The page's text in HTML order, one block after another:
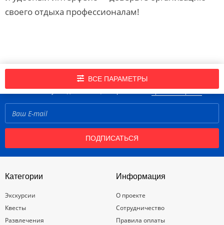
своего отдыха профессионалам!
ВСЕ ПАРАМЕТРЫ
Подпишись на нашу рассылку новостей!
Нажимая кнопку «Подписаться», вы принимаетеправила портала
ПОДПИСАТЬСЯ
Категории
Экскурсии
Квесты
Развлечения
Информация
О проекте
Сотрудничество
Правила оплаты